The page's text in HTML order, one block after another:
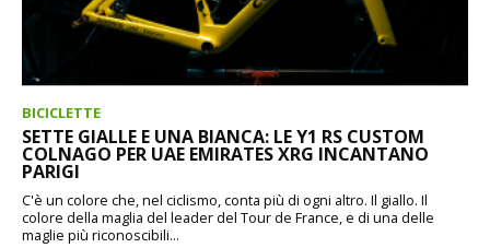
BICICLETTE
SETTE GIALLE E UNA BIANCA: LE Y1 RS CUSTOM
COLNAGO PER UAE EMIRATES XRG INCANTANO
PARIGI
C'è un colore che, nel ciclismo, conta più di ogni altro. Il giallo. Il
colore della maglia del leader del Tour de France, e di una delle
maglie più riconoscibili...